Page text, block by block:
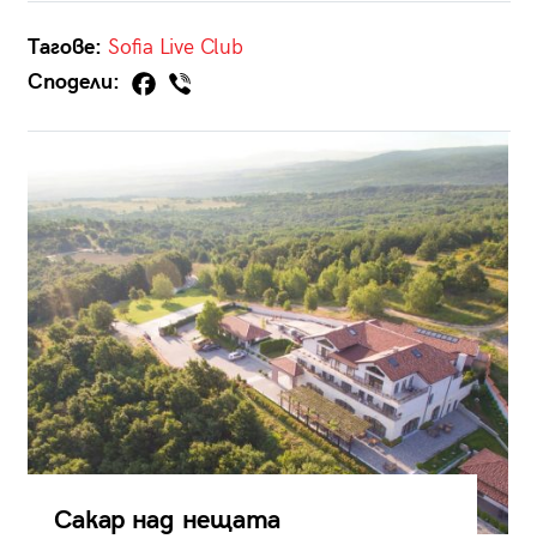
Тагове: Sofia Live Club
Сподели:
Сакар над нещата